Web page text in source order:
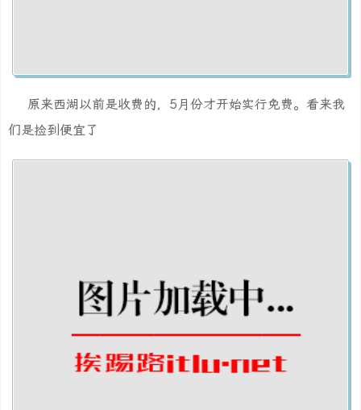
原来西湖以前是收费的，5月份才开始实行免费。看来我
们是捡到便宜了